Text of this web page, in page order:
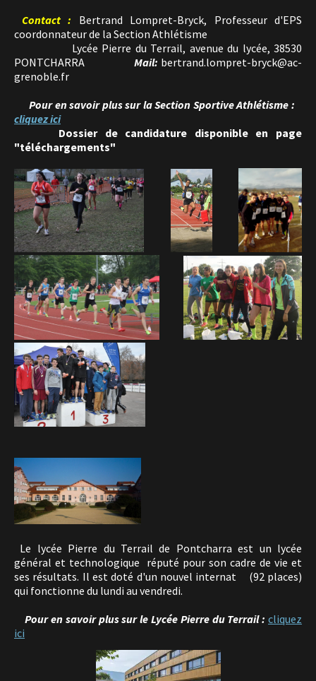
Contact :
Bertrand Lompret-Bryck, Professeur d'EPS
coordonnateur de la Section Athlétisme
Lycée Pierre du Terrail, avenue du lycée, 38530
PONTCHARRA
Mail: bertrand.lompret-bryck@ac-
grenoble.fr
Pour en savoir plus sur la Section Sportive Athlétisme :
cliquez ici
Dossier de candidature disponible en page
"téléchargements"
Le lycée Pierre du Terrail de Pontcharra est un lycée
général et technologique réputé pour son cadre de vie et
ses résultats. Il est doté d'un nouvel internat (92 places)
qui fonctionne du lundi au vendredi.
Pour en savoir plus sur le Lycée Pierre du Terrail : cliquez
ici